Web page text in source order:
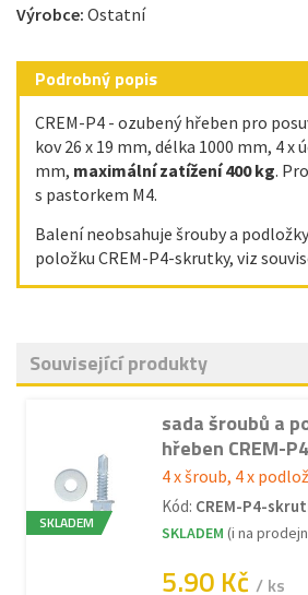
Výrobce: Ostatní
Podrobný popis
CREM-P4 - ozubený hřeben pro
kov 26 x 19 mm, délka 1000 mm, 4 x
mm, maximální zatížení 400 kg.
s pastorkem M4.
Balení neobsahuje šrouby a
položku CREM-P4-skrutky, viz
Související produkty
SKLADEM
sada šroubů a
hřeben CREM-P4
4 x šroub, 4 x
Kód: CREM-P4-
SKLADEM (i na
5.90 Kč / ks